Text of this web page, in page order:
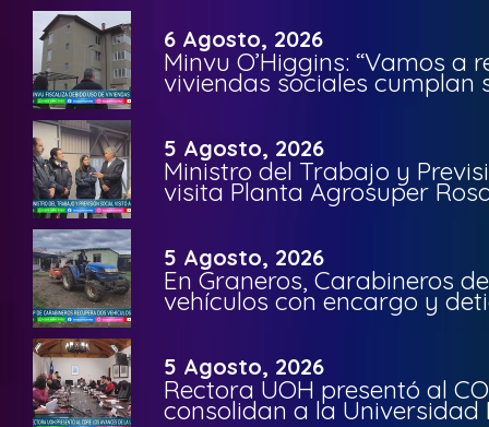
6 Agosto, 2026
Minvu O’Higgins: “Vamos a
viviendas sociales cumplan
5 Agosto, 2026
Ministro del Trabajo y
visita Planta Agrosuper
5 Agosto, 2026
En Graneros, Carabineros
vehículos con encargo y
5 Agosto, 2026
Rectora UOH presentó al
consolidan a la Universidad